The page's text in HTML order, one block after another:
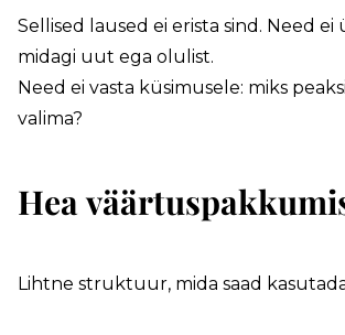
Sellised laused ei erista sind. Need
midagi uut ega olulist.
Need ei vasta küsimusele: miks
valima?
Hea
Lihtne struktuur, mida saad